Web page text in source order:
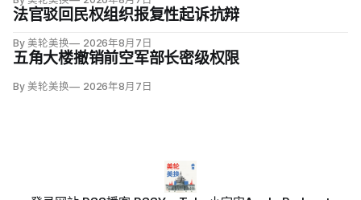
法官驳回民权组织报复性起诉抗辩
By 美轮美换 2026年8月7日
五角大楼撤销前空军部长密级权限
By 美轮美换 2026年8月7日